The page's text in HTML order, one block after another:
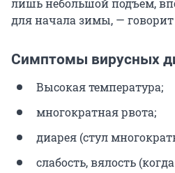
лишь небольшой подъем,
для начала зимы, —
Симптомы вирусных
Высокая температура;
многократная рвота;
диарея (стул
слабость, вялость